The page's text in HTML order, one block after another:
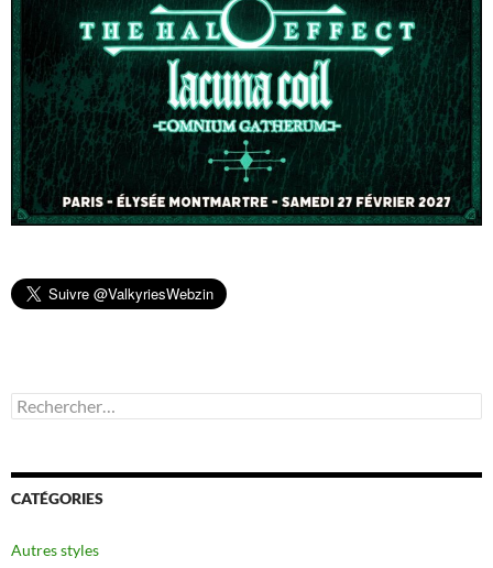
Rechercher :
CATÉGORIES
Autres styles